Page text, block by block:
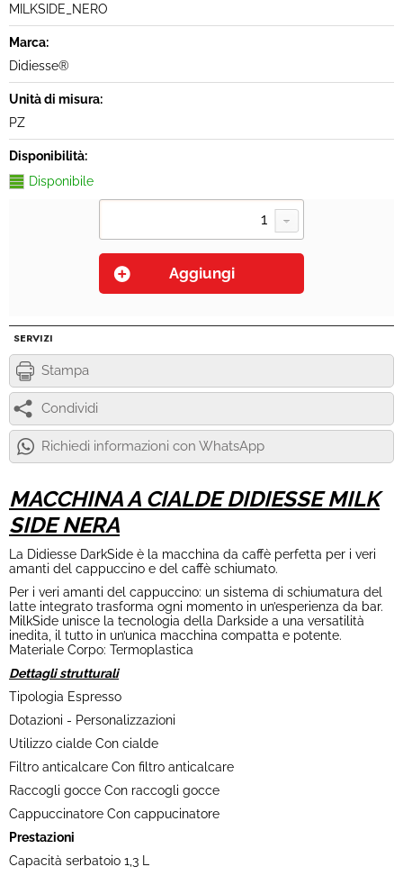
MILKSIDE_NERO
Marca:
Didiesse®
Unità di misura:
PZ
Disponibilità:
Disponibile
SERVIZI
Stampa
Condividi
Richiedi informazioni con WhatsApp
MACCHINA A CIALDE DIDIESSE MILK
SIDE NERA
La Didiesse DarkSide è la macchina da caffè perfetta per i veri
amanti del cappuccino e del caffè schiumato.
Per i veri amanti del cappuccino: un sistema di schiumatura del
latte integrato trasforma ogni momento in un’esperienza da bar.
MilkSide unisce la tecnologia della Darkside a una versatilità
inedita, il tutto in un’unica macchina compatta e potente.
Materiale Corpo: Termoplastica
Dettagli strutturali
Tipologia Espresso
Dotazioni - Personalizzazioni
Utilizzo cialde Con cialde
Filtro anticalcare Con filtro anticalcare
Raccogli gocce Con raccogli gocce
Cappuccinatore Con cappucinatore
Prestazioni
Capacità serbatoio 1,3 L